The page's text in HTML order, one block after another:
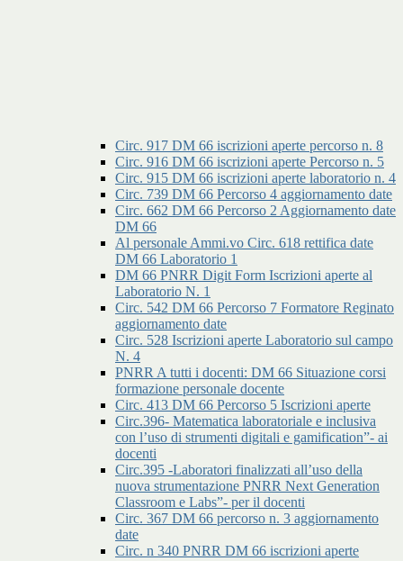
Circ. 917 DM 66 iscrizioni aperte percorso n. 8
Circ. 916 DM 66 iscrizioni aperte Percorso n. 5
Circ. 915 DM 66 iscrizioni aperte laboratorio n. 4
Circ. 739 DM 66 Percorso 4 aggiornamento date
Circ. 662 DM 66 Percorso 2 Aggiornamento date
DM 66
Al personale Ammi.vo Circ. 618 rettifica date
DM 66 Laboratorio 1
DM 66 PNRR Digit Form Iscrizioni aperte al
Laboratorio N. 1
Circ. 542 DM 66 Percorso 7 Formatore Reginato
aggiornamento date
Circ. 528 Iscrizioni aperte Laboratorio sul campo
N. 4
PNRR A tutti i docenti: DM 66 Situazione corsi
formazione personale docente
Circ. 413 DM 66 Percorso 5 Iscrizioni aperte
Circ.396- Matematica laboratoriale e inclusiva
con l’uso di strumenti digitali e gamification”- ai
docenti
Circ.395 -Laboratori finalizzati all’uso della
nuova strumentazione PNRR Next Generation
Classroom e Labs”- per il docenti
Circ. 367 DM 66 percorso n. 3 aggiornamento
date
Circ. n 340 PNRR DM 66 iscrizioni aperte